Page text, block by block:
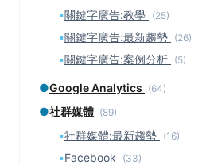
▪關鍵字廣告:教學 (25)
▪關鍵字廣告:最新趨勢 (26)
▪關鍵字廣告:案例分析 (5)
●Google Analytics (64)
●社群媒體 (89)
▪社群媒體:最新趨勢 (16)
▪Facebook (33)